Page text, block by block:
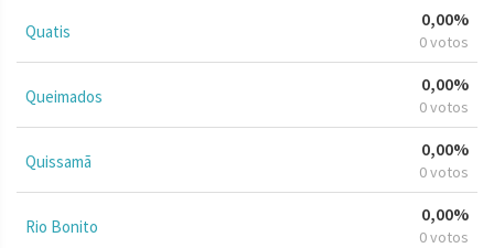
Quatis
0,00%
0 votos
Queimados
0,00%
0 votos
Quissamã
0,00%
0 votos
Rio Bonito
0,00%
0 votos